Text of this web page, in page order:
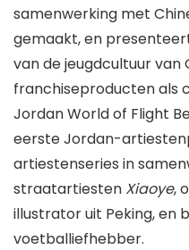
samenwerking met
gemaakt, en
van de jeugdcultuur van
franchiseproducten als
Jordan World of Flight
eerste Jordan-
artiestenseries in
straatartiesten Xiaoye,
illustrator uit Peking, en
voetballiefhebber.